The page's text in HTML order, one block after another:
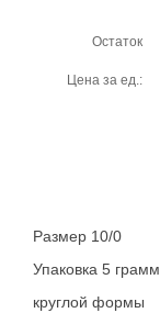
Остаток
Цена за ед.:
Размер 10/0
Упаковка 5 грамм
круглой формы